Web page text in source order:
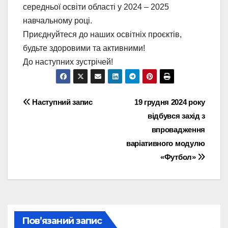
середньої освіти області у 2024 – 2025
навчальному році.
Приєднуйтеся до наших освітніх проєктів,
будьте здоровими та активними!
До наступних зустрічей!
Навігація
19 грудня 2024 року
відбувся захід з
впровадження
варіативного модулю
«Футбол»
Наступний запис
Пов’язаний запис